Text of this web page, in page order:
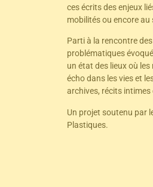
ces écrits des enjeux
mobilités ou encore
Parti à la rencontre
problématiques
un état des lieux où
écho dans les vies et
archives, récits
Un projet soutenu par
Plastiques.